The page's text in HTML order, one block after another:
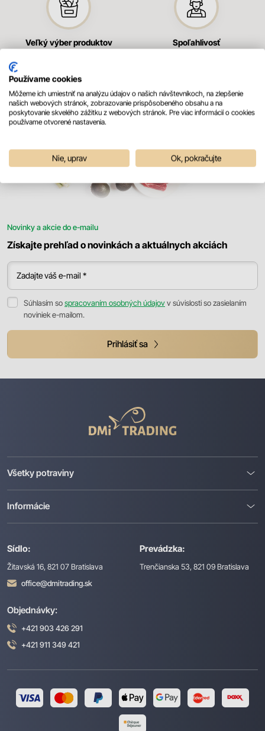
Veľký výber produktov
Spoľahlivosť
Novinky a akcie do e-mailu
Získajte prehľad o novinkách a aktuálnych akciách
Zadajte váš e-mail *
Súhlasím sospracovaním osobných údajovv súvislosti so zasielaním
noviniek e-mailom.
Prihlásiť sa
Trading
Sídlo:
Žitavská 16, 821 07 Bratislava
office@dmitrading.sk
Prevádzka:
Trenčianska 53, 821 09 Bratislava
Všetky potraviny
Informácie
Objednávky:
+421 903 426 291
+421 911 349 421
Používame cookies
Môžeme ich umiestniť na analýzu údajov o našich návštevníkoch, na zlepšenie
našich webových stránok, zobrazovanie prispôsobeného obsahu a na
poskytovanie skvelého zážitku z webových stránok. Pre viac informácií o cookies
používame otvorené nastavenia.
Nie, uprav Ok, pokračujte